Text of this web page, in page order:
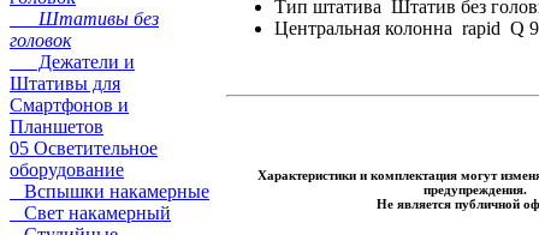
Штативы без
головок
Дежатели и
Штативы для
Смартфонов и
Планшетов
05 Осветительное
оборудование
Вспышки накамерные
Свет накамерный
Тип штатива Штатив без
Центральная колонна rapid Q
Характеристики и комплектация могут
предупреждения.
Не является публичной